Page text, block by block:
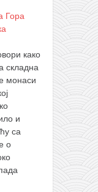
Гора
како
складна
монаси
и
са
о